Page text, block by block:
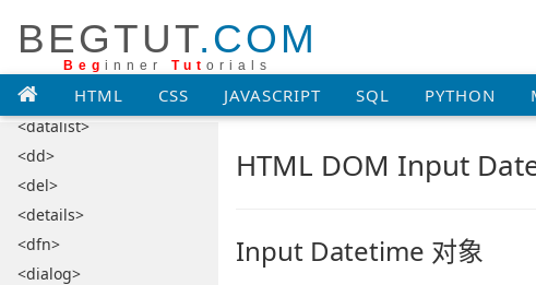
BEGTUT.COM
Beg inner Tut orials
HTML CSS JAVASCRIPT SQL PYTHON
<code>
<colgroup>
<datalist>
<dd>
<del>
<details>
<dfn>
<dialog>
HTML DOM Input
Input Datetime 对象